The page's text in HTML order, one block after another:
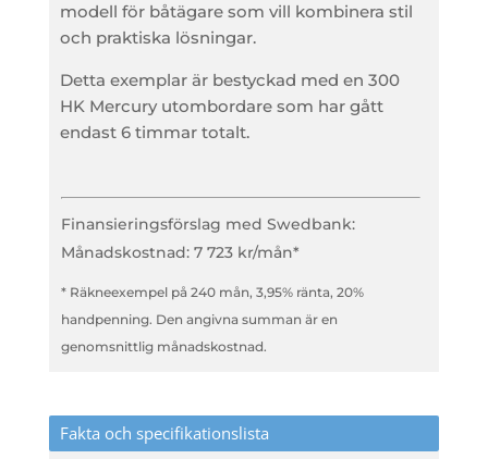
modell för båtägare som vill kombinera stil
och praktiska lösningar.
Detta exemplar är bestyckad med en 300
HK Mercury utombordare som har gått
endast 6 timmar totalt.
Finansieringsförslag med Swedbank:
Månadskostnad: 7 723 kr/mån*
* Räkneexempel på 240 mån, 3,95% ränta, 20%
handpenning. Den angivna summan är en
genomsnittlig månadskostnad.
Fakta och specifikationslista